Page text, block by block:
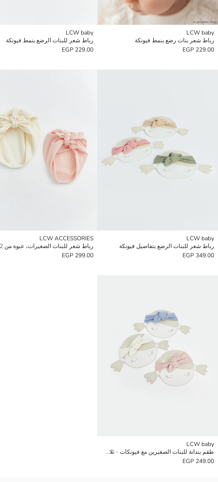
LCW baby
رباط شعر بنات رضع بنمط فيونكة
229.00 EGP
LCW baby
رباط شعر للبنات الرضع بنمط فيونكة
229.00 EGP
LCW baby
رباط شعر للبنات الرضع بتفاصيل فيونكة
349.00 EGP
LCW ACCESSORIES
رباط شعر للبنات الصغيرات، عبوة من 2
299.00 EGP
LCW baby
طقم بندانة للبنات الصغيرين مع فيونكات - ثلاث قطع
249.00 EGP